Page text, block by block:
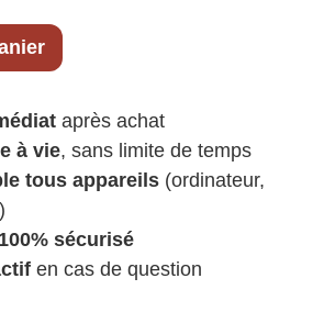
après achat
à vie, sans limite de temps
tous appareils (ordinateur,
sécurisé
en cas de question